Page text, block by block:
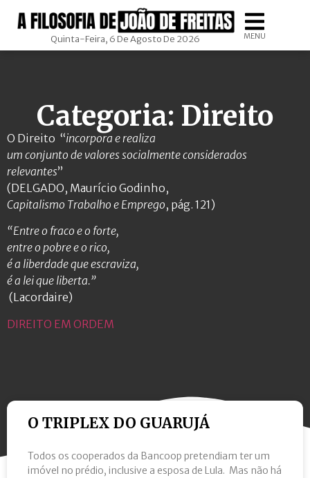
Quinta-Feira, 6 De Agosto De 2026 MENU
Categoria: Direito
O Direito “incorpora e realiza
um conjunto de valores socialmente considerados
relevantes”
(DELGADO, Maurício Godinho,
Capitalismo Trabalho e Emprego, pág. 121)
“Entre o fraco e o forte,
entre o pobre e o rico,
é a liberdade que escraviza,
é a lei que liberta.”
(Lacordaire)
DIREITO EM ORDEM
O TRIPLEX DO GUARUJÁ
Todos os cooperados da Bancoop pretendiam ter um
imóvel no prédio, inclusive a esposa de Lula. Mas não há